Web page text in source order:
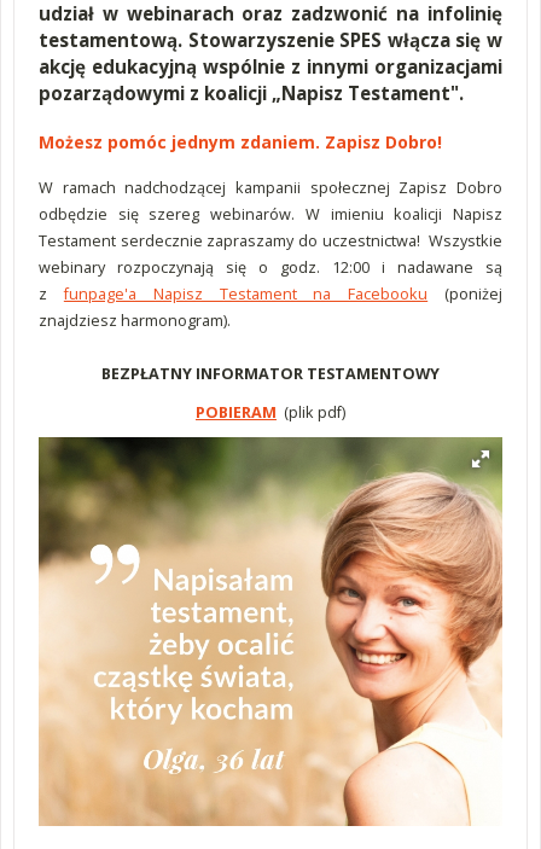
udział w webinarach oraz zadzwonić na infolinię
testamentową. Stowarzyszenie SPES włącza się w
akcję edukacyjną wspólnie z innymi organizacjami
pozarządowymi z koalicji „Napisz Testament".
Możesz pomóc jednym zdaniem. Zapisz Dobro!
W ramach nadchodzącej kampanii społecznej Zapisz Dobro
odbędzie się szereg webinarów. W imieniu koalicji Napisz
Testament serdecznie zapraszamy do uczestnictwa! Wszystkie
webinary rozpoczynają się o godz. 12:00 i nadawane są
zfunpage'a Napisz Testament na Facebooku (poniżej
znajdziesz harmonogram).
BEZPŁATNY INFORMATOR TESTAMENTOWY
POBIERAM (plik pdf)